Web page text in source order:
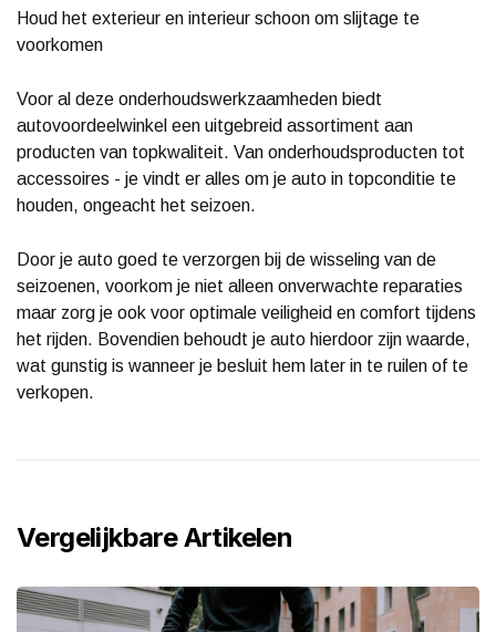
Houd het exterieur en interieur schoon om slijtage te
voorkomen
Voor al deze onderhoudswerkzaamheden biedt
autovoordeelwinkel een uitgebreid assortiment aan
producten van topkwaliteit. Van onderhoudsproducten tot
accessoires - je vindt er alles om je auto in topconditie te
houden, ongeacht het seizoen.
Door je auto goed te verzorgen bij de wisseling van de
seizoenen, voorkom je niet alleen onverwachte reparaties
maar zorg je ook voor optimale veiligheid en comfort tijdens
het rijden. Bovendien behoudt je auto hierdoor zijn waarde,
wat gunstig is wanneer je besluit hem later in te ruilen of te
verkopen.
Vergelijkbare Artikelen